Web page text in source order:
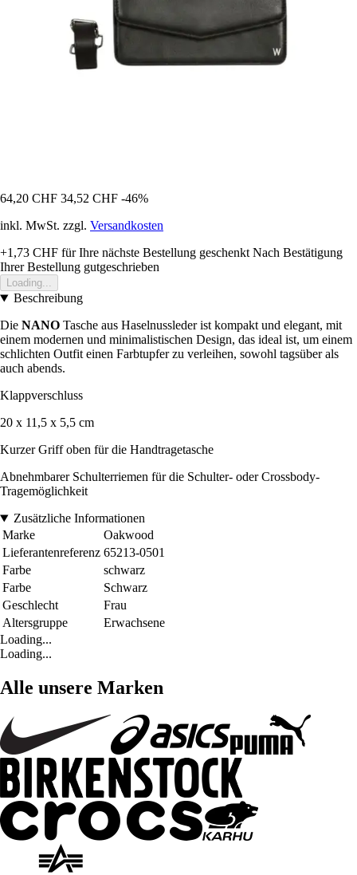
64,20 CHF 34,52 CHF -46%
inkl. MwSt. zzgl. Versandkosten
+1,73 CHF für Ihre nächste Bestellung geschenkt Nach Bestätigung
Ihrer Bestellung gutgeschrieben
Loading...
Beschreibung
Die NANO Tasche aus Haselnussleder ist kompakt und elegant, mit
einem modernen und minimalistischen Design, das ideal ist, um einem
schlichten Outfit einen Farbtupfer zu verleihen, sowohl tagsüber als
auch abends.
Klappverschluss
20 x 11,5 x 5,5 cm
Kurzer Griff oben für die Handtragetasche
Abnehmbarer Schulterriemen für die Schulter- oder Crossbody-
Tragemöglichkeit
Zusätzliche Informationen
Marke
Oakwood
Lieferantenreferenz 65213-0501
Farbe
schwarz
Farbe
Schwarz
Geschlecht
Frau
Altersgruppe
Erwachsene
Loading...
Loading...
Alle unsere Marken